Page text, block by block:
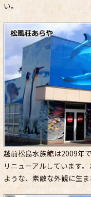
い。
越前松島水族館は2009年
リニューアルしています
ような、素敵な外観に生